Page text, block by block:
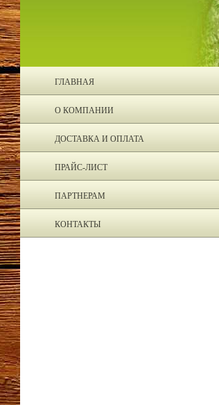
ГЛАВНАЯ
О КОМПАНИИ
ДОСТАВКА И ОПЛАТА
ПРАЙС-ЛИСТ
ПАРТНЕРАМ
КОНТАКТЫ